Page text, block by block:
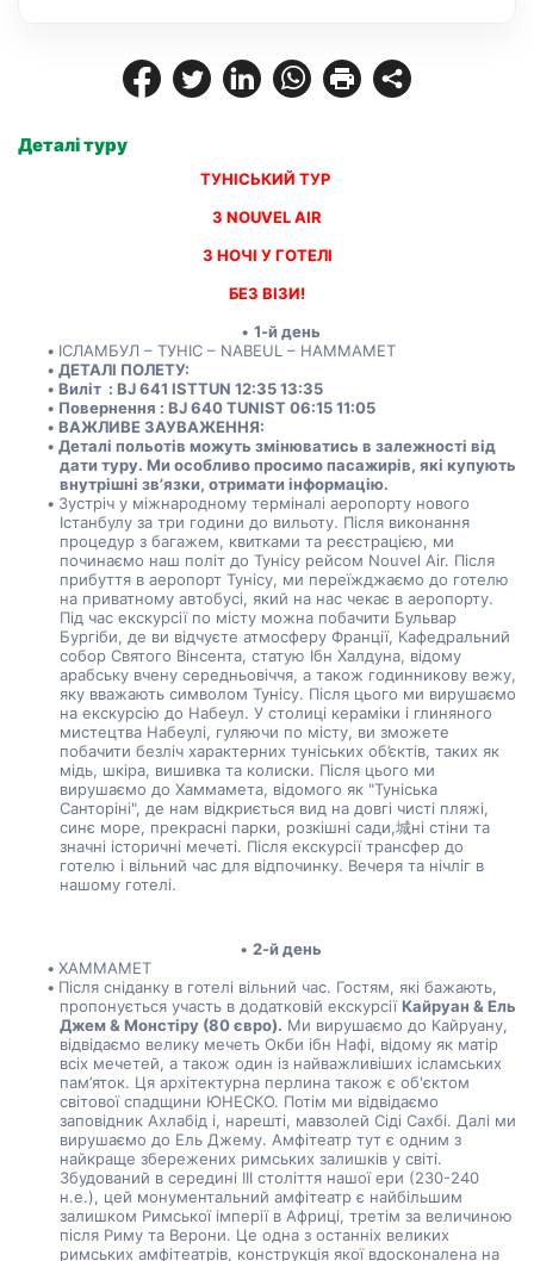
Деталі туру
ТУНІСЬКИЙ ТУР
З NOUVEL AIR
3 НОЧІ У ГОТЕЛІ
БЕЗ ВІЗИ!
1-й день
ІСЛАМБУЛ – ТУНІС – NABEUL – HAMMAMET
ДЕТАЛІ ПОЛЕТУ:
Виліт  : BJ 641 ISTTUN 12:35 13:35
Повернення : BJ 640 TUNIST 06:15 11:05
ВАЖЛИВЕ ЗАУВАЖЕННЯ:
Деталі польотів можуть змінюватись в залежності від
дати туру. Ми особливо просимо пасажирів, які купують
внутрішні зв’язки, отримати інформацію.
Зустріч у міжнародному терміналі аеропорту нового
Істанбулу за три години до вильоту. Після виконання
процедур з багажем, квитками та реєстрацією, ми
починаємо наш політ до Тунісу рейсом Nouvel Air. Після
прибуття в аеропорт Тунісу, ми переїжджаємо до готелю
на приватному автобусі, який на нас чекає в аеропорту.
Під час екскурсії по місту можна побачити Бульвар
Бургіби, де ви відчуєте атмосферу Франції, Кафедральний
собор Святого Вінсента, статую Ібн Халдуна, відому
арабську вчену середньовіччя, а також годинникову вежу,
яку вважають символом Тунісу. Після цього ми вирушаємо
на екскурсію до Набеул. У столиці кераміки і глиняного
мистецтва Набеулі, гуляючи по місту, ви зможете
побачити безліч характерних туніських об’єктів, таких як
мідь, шкіра, вишивка та колиски. Після цього ми
вирушаємо до Хаммамета, відомого як "Туніська
Санторіні", де нам відкриється вид на довгі чисті пляжі,
синє море, прекрасні парки, розкішні сади,城ні стіни та
значні історичні мечеті. Після екскурсії трансфер до
готелю і вільний час для відпочинку. Вечеря та нічліг в
нашому готелі.
2-й день
ХАММАМЕТ
Після сніданку в готелі вільний час. Гостям, які бажають,
пропонується участь в додатковій екскурсії Кайруан & Ель
Джем & Монстіру (80 євро). Ми вирушаємо до Кайруану,
відвідаємо велику мечеть Окби ібн Нафі, відому як матір
всіх мечетей, а також один із найважливіших ісламських
пам’яток. Ця архітектурна перлина також є об'єктом
світової спадщини ЮНЕСКО. Потім ми відвідаємо
заповідник Ахлабід і, нарешті, мавзолей Сіді Сахбі. Далі ми
вирушаємо до Ель Джему. Амфітеатр тут є одним з
найкраще збережених римських залишків у світі.
Збудований в середині III століття нашої ери (230-240
н.е.), цей монументальний амфітеатр є найбільшим
залишком Римської імперії в Африці, третім за величиною
після Риму та Верони. Це одна з останніх великих
римських амфітеатрів, конструкція якої вдосконалена на